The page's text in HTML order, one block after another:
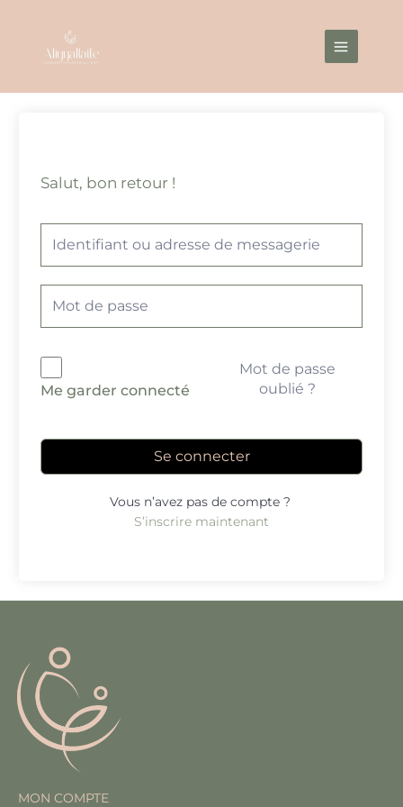
contenu
Menu
Salut, bon retour !
Me garder connecté
Mot de passe
oublié ?
Se connecter
Vous n’avez pas de compte ?
S’inscrire maintenant
MON COMPTE